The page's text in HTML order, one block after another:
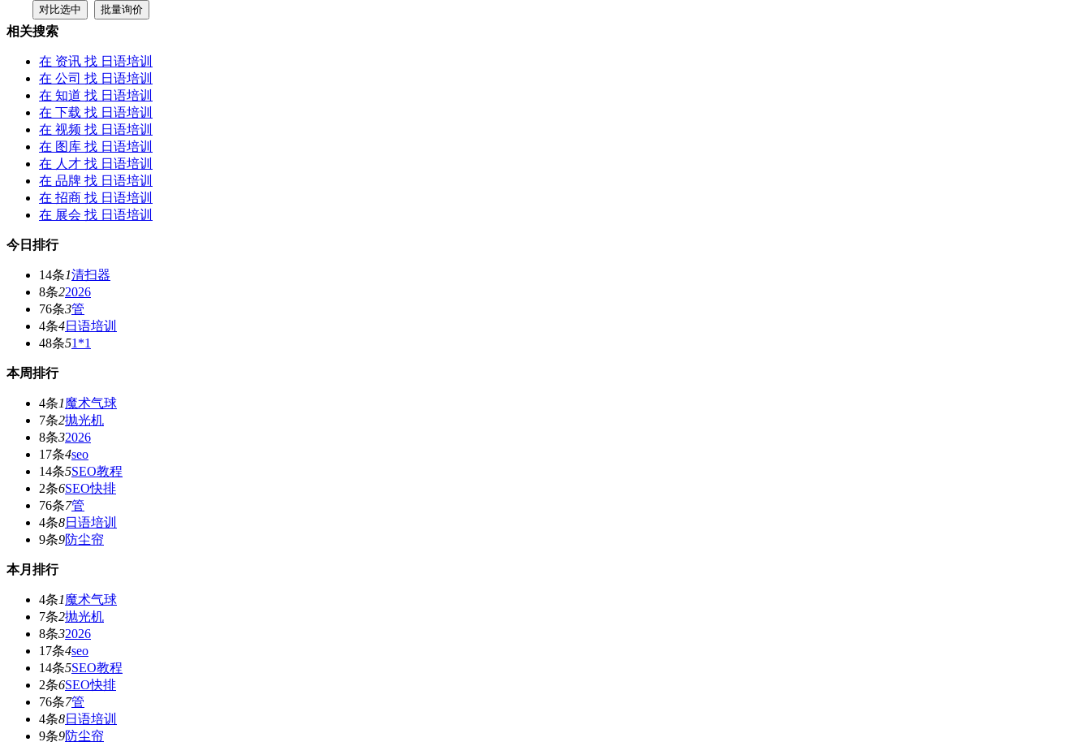
相关搜索
在 资讯 找 日语培训
在 公司 找 日语培训
在 知道 找 日语培训
在 下载 找 日语培训
在 视频 找 日语培训
在 图库 找 日语培训
在 人才 找 日语培训
在 品牌 找 日语培训
在 招商 找 日语培训
在 展会 找 日语培训
今日排行
14条1清扫器
8条22026
76条3管
4条4日语培训
48条51*1
本周排行
4条1魔术气球
7条2抛光机
8条32026
17条4seo
14条5SEO教程
2条6SEO快排
76条7管
4条8日语培训
9条9防尘帘
本月排行
4条1魔术气球
7条2抛光机
8条32026
17条4seo
14条5SEO教程
2条6SEO快排
76条7管
4条8日语培训
9条9防尘帘